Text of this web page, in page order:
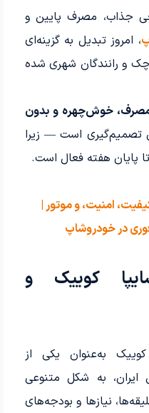
جذاب، مصرف پایین و
، امروز تبدیل به گزینه‌ای
و رانندگان شهری شده
خوش‌چهره و بدون
تصمیم‌گیری است — زیرا
امنیت، و موتور |
در خودروشاپ
کوییک و
به‌عنوان یکی از
به شکل متنوعی
نیازها و بودجه‌های